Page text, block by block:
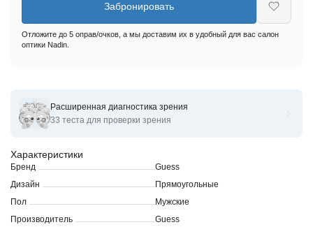
Оправы для очков корригирующих GUESS GU 50189 55
Характеристики
Бренд
Guess
Дизайн
Прямоугольные
Пол
Мужские
Производитель
Guess
Забронировать
Отложите до 5 оправ/очков, а мы доставим их в удобный для вас салон
оптики Nadin.
Расширенная диагностика зрения
33 теста для проверки зрения